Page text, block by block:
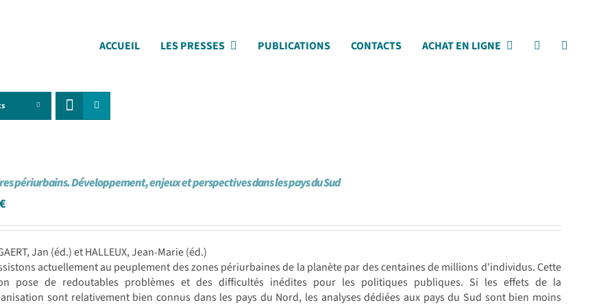
ACCUEIL LES PRESSES PUBLICATIONS CONTACTS ACHAT EN LIGNE
périurbains. Développement, enjeux et perspectives dans les pays du Sud
€
Jan (éd.) et HALLEUX, Jean-Marie (éd.)
actuellement au peuplement des zones périurbaines de la planète par des centaines de millions d'individus. Cette
pose de redoutables problèmes et des difficultés inédites pour les politiques publiques. Si les effets de la
sont relativement bien connus dans les pays du Nord, les analyses dédiées aux pays du Sud sont bien moins